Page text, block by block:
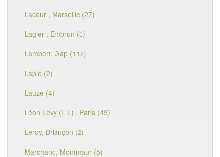
Lacour , Marseille (27)
Lagier , Embrun (3)
Lambert, Gap (112)
Lapie (2)
Lauze (4)
Léon Levy (L.L) , Paris (49)
Leroy, Briançon (2)
Marchand, Montmaur (5)